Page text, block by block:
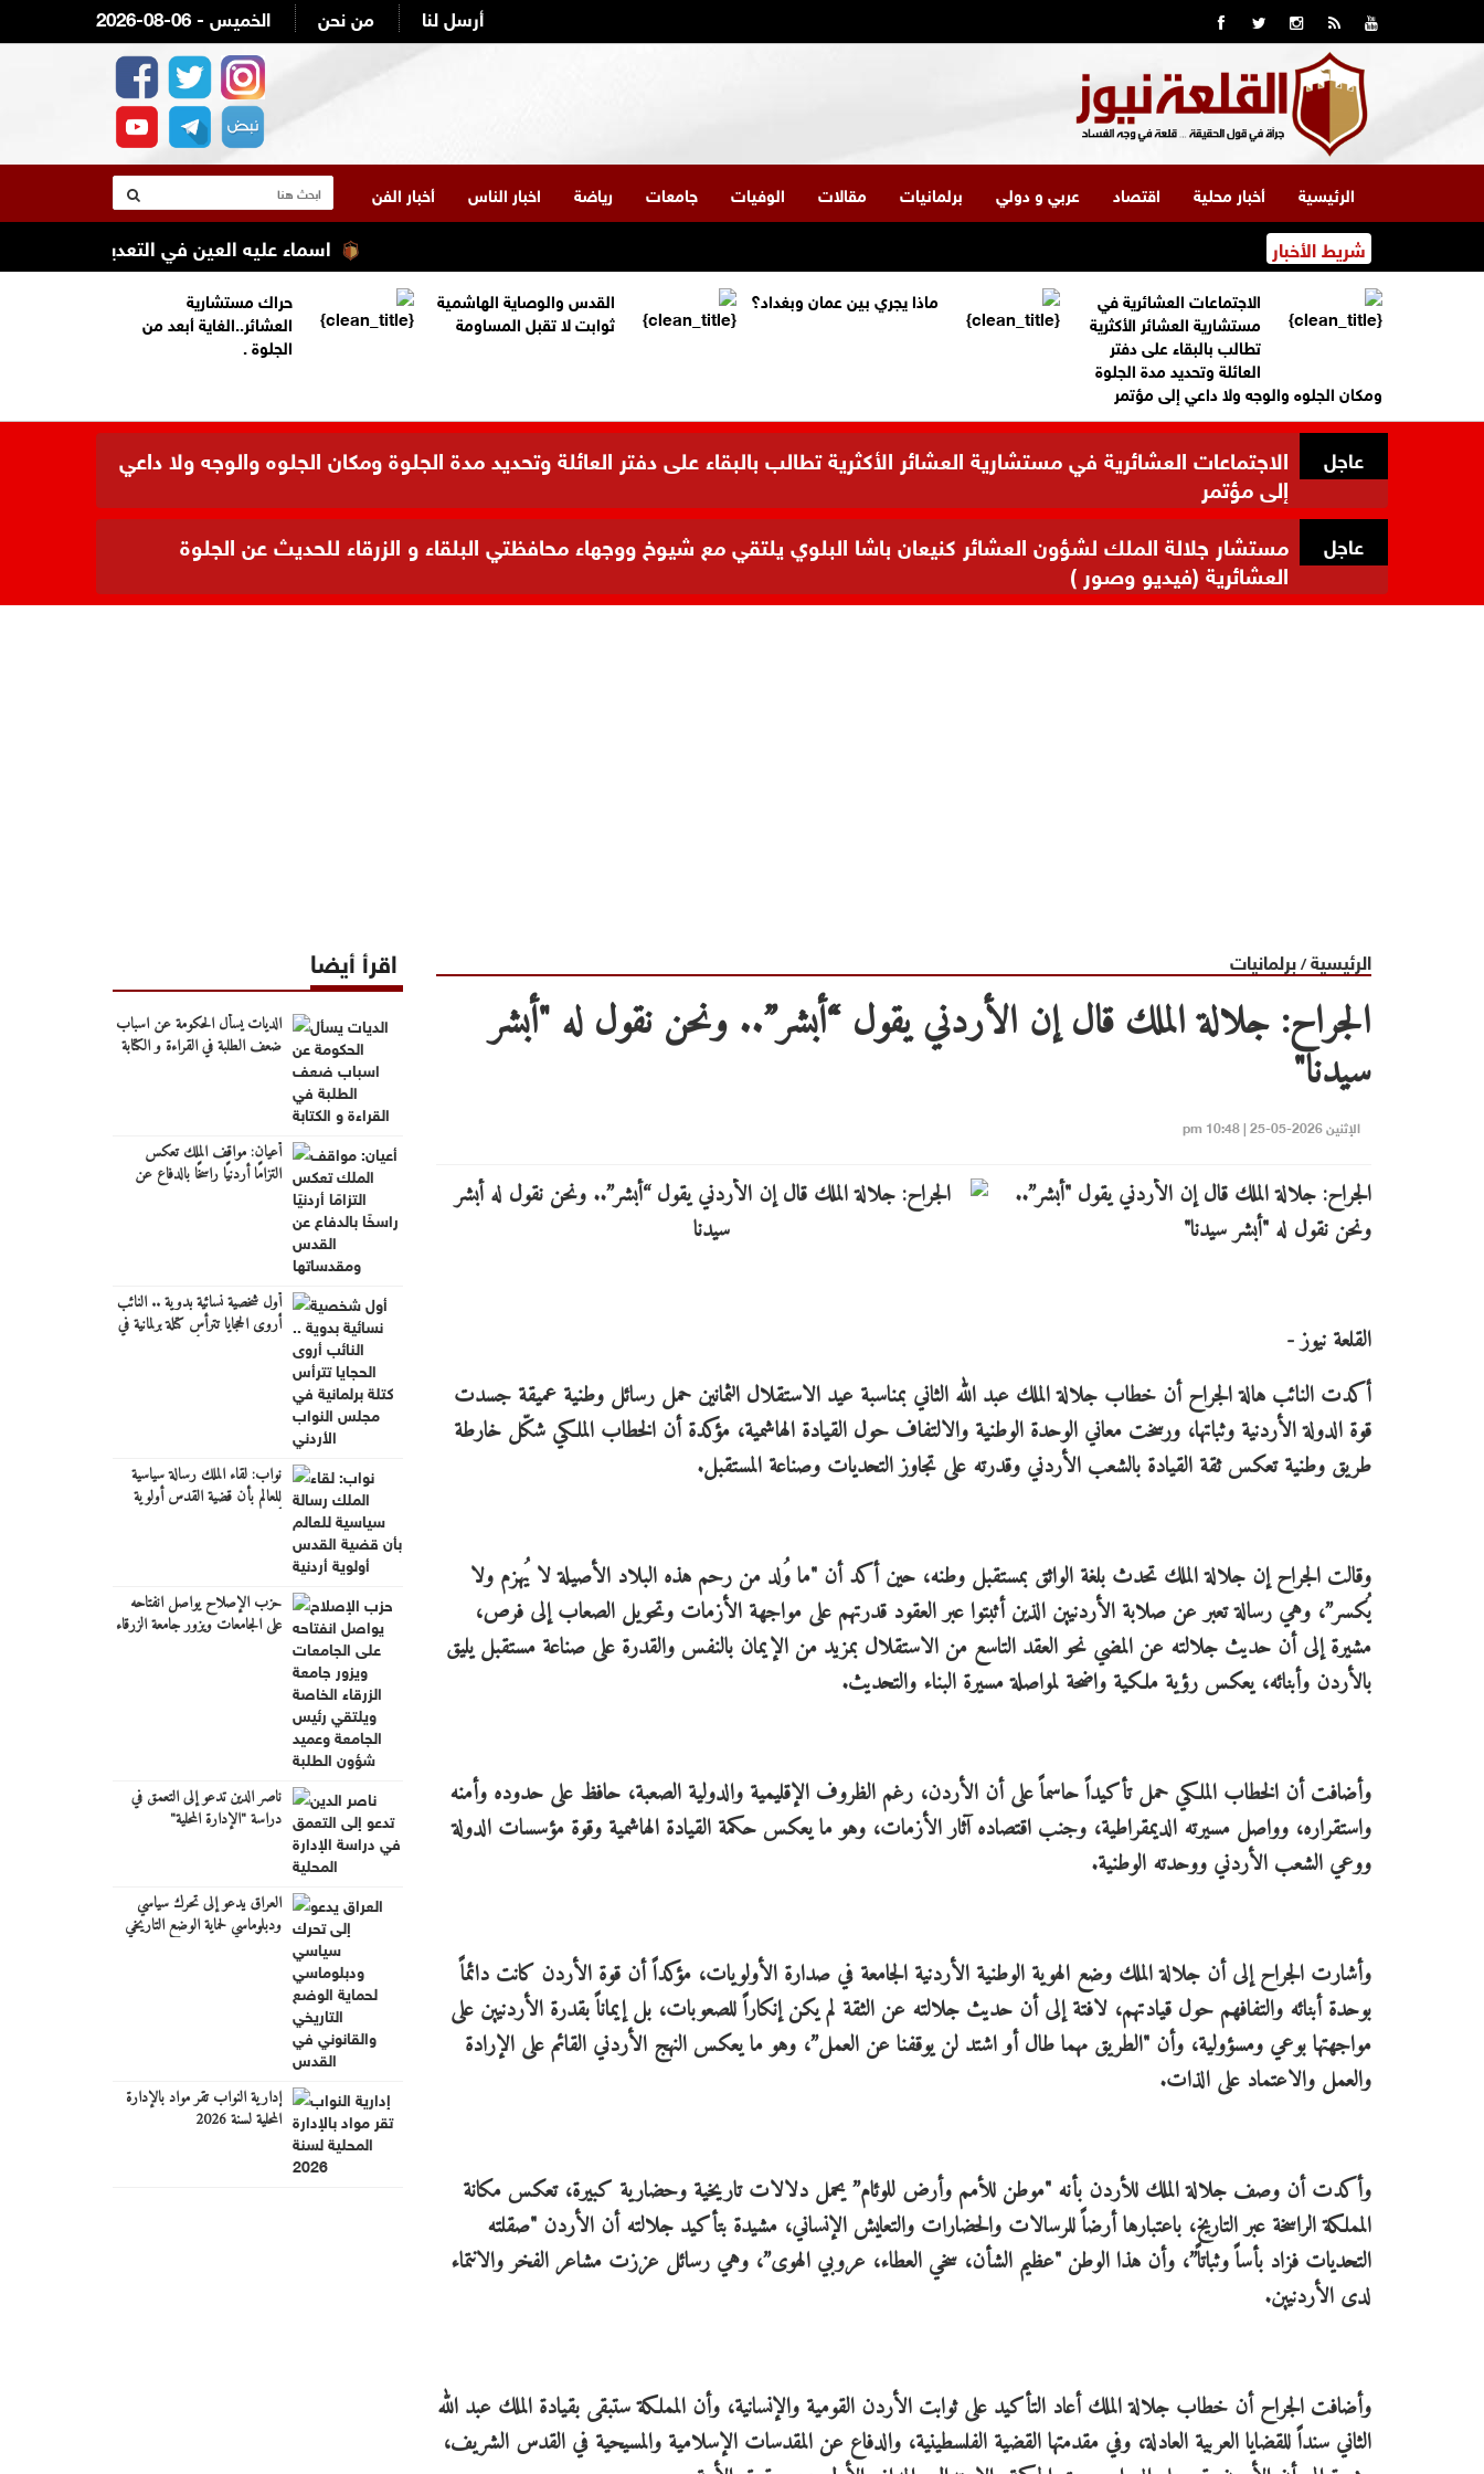
2026-08-06 - الخميس من نحن أرسل لنا
الرئيسية أخبار محلية اقتصاد عربي و دولي برلمانيات مقالات الوفيات جامعات رياضة اخبار الناس أخبار الفن
شريط الأخبار اسماء عليه العين في التعديل الوزاري
الاجتماعات العشائرية في
مستشارية العشائر الأكثرية
تطالب بالبقاء على دفتر
العائلة وتحديد مدة الجلوة
ومكان الجلوه والوجه ولا داعي إلى مؤتمر
ماذا يجري بين عمان وبغداد؟
القدس والوصاية الهاشمية
ثوابت لا تقبل المساومة
حراك مستشارية
العشائر..الغاية أبعد من
الجلوة .
عاجل الاجتماعات العشائرية في مستشارية العشائر الأكثرية تطالب بالبقاء على دفتر العائلة وتحديد مدة الجلوة ومكان الجلوه والوجه ولا داعي
إلى مؤتمر
عاجل مستشار جلالة الملك لشؤون العشائر كنيعان باشا البلوي يلتقي مع شيوخ ووجهاء محافظتي البلقاء و الزرقاء للحديث عن الجلوة
العشائرية (فيديو وصور )
الرئيسية/برلمانيات
الجراح: جلالة الملك قال إن الأردني يقول “أبشر”.. ونحن نقول له "أبشر
سيدنا"
الإثنين 2026-05-25 | 10:48 pm
الجراح: جلالة الملك قال إن الأردني يقول "أبشر”..
ونحن نقول له "أبشر سيدنا"
القلعة نيوز -
أكدت النائب هالة الجراح أن خطاب جلالة الملك عبد الله الثاني بمناسبة عيد الاستقلال الثمانين حمل رسائل وطنية عميقة جسدت
قوة الدولة الأردنية وثباتها، ورسخت معاني الوحدة الوطنية والالتفاف حول القيادة الهاشمية، مؤكدة أن الخطاب الملكي شكّل خارطة
طريق وطنية تعكس ثقة القيادة بالشعب الأردني وقدرته على تجاوز التحديات وصناعة المستقبل.
وقالت الجراح إن جلالة الملك تحدث بلغة الواثق بمستقبل وطنه، حين أكد أن "ما وُلد من رحم هذه البلاد الأصيلة لا يُهزم ولا
يُكسر”، وهي رسالة تعبر عن صلابة الأردنيين الذين أثبتوا عبر العقود قدرتهم على مواجهة الأزمات وتحويل الصعاب إلى فرص،
مشيرة إلى أن حديث جلالته عن المضي نحو العقد التاسع من الاستقلال بمزيد من الإيمان بالنفس والقدرة على صناعة مستقبل يليق
بالأردن وأبنائه، يعكس رؤية ملكية واضحة لمواصلة مسيرة البناء والتحديث.
وأضافت أن الخطاب الملكي حمل تأكيداً حاسماً على أن الأردن، رغم الظروف الإقليمية والدولية الصعبة، حافظ على حدوده وأمنه
واستقراره، وواصل مسيرته الديمقراطية، وجنب اقتصاده آثار الأزمات، وهو ما يعكس حكمة القيادة الهاشمية وقوة مؤسسات الدولة
ووعي الشعب الأردني ووحدته الوطنية.
وأشارت الجراح إلى أن جلالة الملك وضع الهوية الوطنية الأردنية الجامعة في صدارة الأولويات، مؤكداً أن قوة الأردن كانت دائماً
بوحدة أبنائه والتفافهم حول قيادتهم، لافتة إلى أن حديث جلالته عن الثقة لم يكن إنكاراً للصعوبات، بل إيماناً بقدرة الأردنيين على
مواجهتها بوعي ومسؤولية، وأن "الطريق مهما طال أو اشتد لن يوقفنا عن العمل”، وهو ما يعكس النهج الأردني القائم على الإرادة
والعمل والاعتماد على الذات.
وأكدت أن وصف جلالة الملك للأردن بأنه "موطن للأمم وأرض للوئام” يحمل دلالات تاريخية وحضارية كبيرة، تعكس مكانة
المملكة الراسخة عبر التاريخ، باعتبارها أرضاً للرسالات والحضارات والتعايش الإنساني، مشيدة بتأكيد جلالته أن الأردن "صقلته
التحديات فزاد بأساً وثباتاً”، وأن هذا الوطن "عظيم الشأن، سخي العطاء، عروبي الهوى”، وهي رسائل عززت مشاعر الفخر والانتماء
لدى الأردنيين.
وأضافت الجراح أن خطاب جلالة الملك أعاد التأكيد على ثوابت الأردن القومية والإنسانية، وأن المملكة ستبقى بقيادة الملك عبد الله
الثاني سنداً للقضايا العربية العادلة، وفي مقدمتها القضية الفلسطينية، والدفاع عن المقدسات الإسلامية والمسيحية في القدس الشريف،
اقرأ أيضا
الديات يسأل الحكومة عن اسباب
ضعف الطلبة في القراءة و الكتابة
أعيان: مواقف الملك تعكس
التزامًا أردنيًا راسخًا بالدفاع عن
أول شخصية نسائية بدوية .. النائب
أروى الحجايا تترأس كتلة برلمانية في
نواب: لقاء الملك رسالة سياسية
للعالم بأن قضية القدس أولوية
حزب الإصلاح يواصل انفتاحه
على الجامعات ويزور جامعة الزرقاء
ناصر الدين تدعو إلى التعمق في
دراسة "الإدارة المحلية"
العراق يدعو إلى تحرك سياسي
ودبلوماسي لحماية الوضع التاريخي
إدارية النواب تقر مواد بالإدارة
المحلية لسنة 2026